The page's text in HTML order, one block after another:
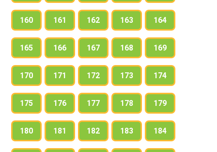
160 161 162 163 164
165 166 167 168 169
170 171 172 173 174
175 176 177 178 179
180 181 182 183 184